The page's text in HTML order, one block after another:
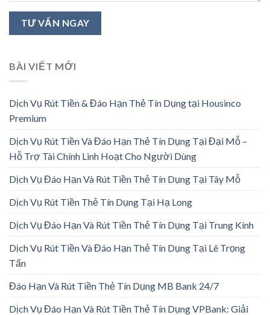
BÀI VIẾT MỚI
Dịch Vụ Rút Tiền & Đáo Hạn Thẻ Tín Dụng tại Housinco
Premium
Dịch Vụ Rút Tiền Và Đáo Hạn Thẻ Tín Dụng Tại Đại Mỗ –
Hỗ Trợ Tài Chính Linh Hoạt Cho Người Dùng
Dịch Vụ Đáo Hạn Và Rút Tiền Thẻ Tín Dụng Tại Tây Mỗ
Dịch Vụ Rút Tiền Thẻ Tín Dụng Tại Hạ Long
Dịch Vụ Đáo Hạn Và Rút Tiền Thẻ Tín Dụng Tại Trung Kính
Dịch Vụ Rút Tiền Và Đáo Hạn Thẻ Tín Dụng Tại Lê Trọng
Tấn
Đáo Hạn Và Rút Tiền Thẻ Tín Dụng MB Bank 24/7
Dịch Vụ Đáo Hạn Và Rút Tiền Thẻ Tín Dụng VPBank: Giải